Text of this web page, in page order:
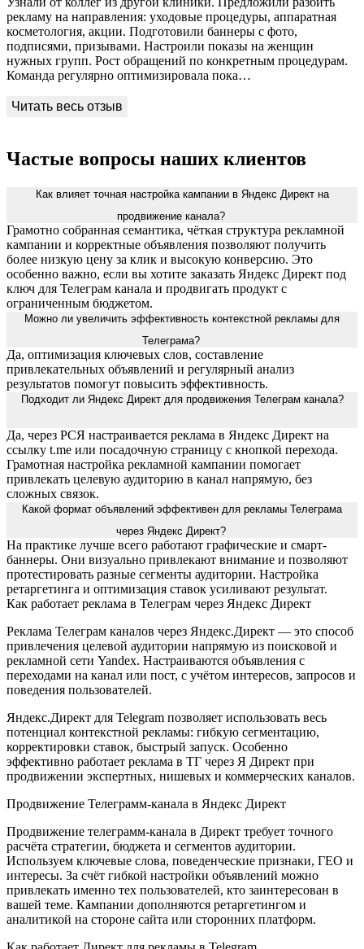
рекламу на направления: уходовые процедуры, аппаратная
косметология, акции. Подготовили баннеры с фото,
подписями, призывами. Настроили показы на женщин
нужных групп. Рост обращений по конкретным процедурам.
Команда регулярно оптимизировала пока…
Частые вопросы наших клиентов
Как влияет точная настройка кампании в Яндекс Директ на
продвижение канала?
Грамотно собранная семантика, чёткая структура рекламной
кампании и корректные объявления позволяют получить
более низкую цену за клик и высокую конверсию. Это
особенно важно, если вы хотите заказать Яндекс Директ под
ключ для Телеграм канала и продвигать продукт с
ограниченным бюджетом.
Можно ли увеличить эффективность контекстной рекламы для
Телеграма?
Да, оптимизация ключевых слов, составление
привлекательных объявлений и регулярный анализ
результатов помогут повысить эффективность.
Подходит ли Яндекс Директ для продвижения Телеграм канала?
Да, через РСЯ настраивается реклама в Яндекс Директ на
ссылку t.me или посадочную страницу с кнопкой перехода.
Грамотная настройка рекламной кампании помогает
привлекать целевую аудиторию в канал напрямую, без
сложных связок.
Какой формат объявлений эффективен для рекламы Телеграма
через Яндекс Директ?
На практике лучше всего работают графические и смарт-
баннеры. Они визуально привлекают внимание и позволяют
протестировать разные сегменты аудитории. Настройка
ретаргетинга и оптимизация ставок усиливают результат.
Как работает реклама в Телеграм через Яндекс Директ
Реклама Телеграм каналов через Яндекс.Директ — это способ
привлечения целевой аудитории напрямую из поисковой и
рекламной сети Yandex. Настраиваются объявления с
переходами на канал или пост, с учётом интересов, запросов и
поведения пользователей.
Яндекс.Директ для Telegram позволяет использовать весь
потенциал контекстной рекламы: гибкую сегментацию,
корректировки ставок, быстрый запуск. Особенно
эффективно работает реклама в ТГ через Я Директ при
продвижении экспертных, нишевых и коммерческих каналов.
Продвижение Телеграмм-канала в Яндекс Директ
Продвижение телеграмм-канала в Директ требует точного
расчёта стратегии, бюджета и сегментов аудитории.
Используем ключевые слова, поведенческие признаки, ГЕО и
интересы. За счёт гибкой настройки объявлений можно
привлекать именно тех пользователей, кто заинтересован в
вашей теме. Кампании дополняются ретаргетингом и
аналитикой на стороне сайта или сторонних платформ.